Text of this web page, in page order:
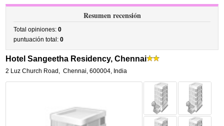
Resumen recensión
Total opiniones:0
puntuación total:0
Hotel Sangeetha Residency, Chennai
2 Luz Church Road , Chennai,600004, India